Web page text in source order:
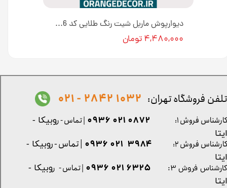
دیوارپوش ماربل شیت رنگ طلایی کد 17086 [انبار تهران]
۴,۴۸۰,۰۰۰ تومان
کارشناس فروش ۳: ۶۳۲۵ ۰۲۱ ۰۹۳۶ | تماس - روبیکا -
ایتا
تلفن فروشگاه تهران: 1032 2842 - 021
کارشناس فروش ۱: 0872 021 0936 | تماس - روبیکا -
ایتا
کارشناس فروش ۲:
۳۹۸۴ ۰۲۱ ۰۹۳۶ | تماس - روبیکا -
ایتا